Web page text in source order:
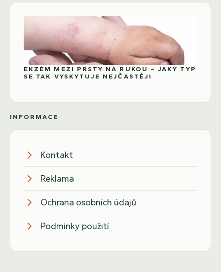
EKZÉM MEZI PRSTY NA RUKOU – JAKÝ TYP
SE TAK VYSKYTUJE NEJČASTĚJI
INFORMACE
Kontakt
Reklama
Ochrana osobních údajů
Podmínky použití